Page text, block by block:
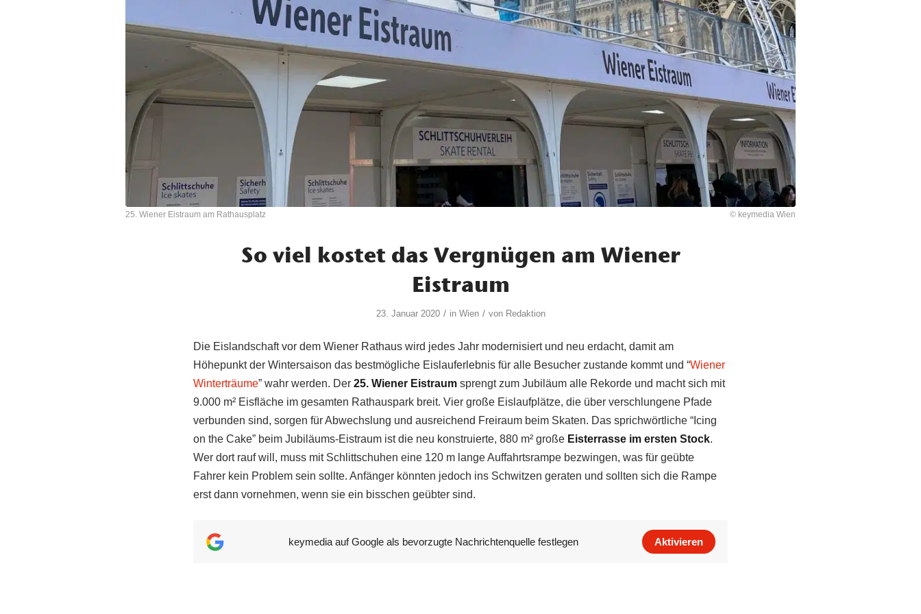
25. Wiener Eistraum am Rathausplatz © keymedia Wien
So viel kostet das Vergnügen am Wiener
Eistraum
23. Januar 2020 / in Wien / von Redaktion
Die Eislandschaft vor dem Wiener Rathaus wird jedes Jahr modernisiert und neu erdacht, damit am
Höhepunkt der Wintersaison das bestmögliche Eislauferlebnis für alle Besucher zustande kommt und “Wiener
Winterträume” wahr werden. Der 25. Wiener Eistraum sprengt zum Jubiläum alle Rekorde und macht sich mit
9.000 m² Eisfläche im gesamten Rathauspark breit. Vier große Eislaufplätze, die über verschlungene Pfade
verbunden sind, sorgen für Abwechslung und ausreichend Freiraum beim Skaten. Das sprichwörtliche “Icing
on the Cake” beim Jubiläums-Eistraum ist die neu konstruierte, 880 m² große Eisterrasse im ersten Stock.
Wer dort rauf will, muss mit Schlittschuhen eine 120 m lange Auffahrtsrampe bezwingen, was für geübte
Fahrer kein Problem sein sollte. Anfänger könnten jedoch ins Schwitzen geraten und sollten sich die Rampe
erst dann vornehmen, wenn sie ein bisschen geübter sind.
keymedia auf Google als bevorzugte Nachrichtenquelle festlegen Aktivieren